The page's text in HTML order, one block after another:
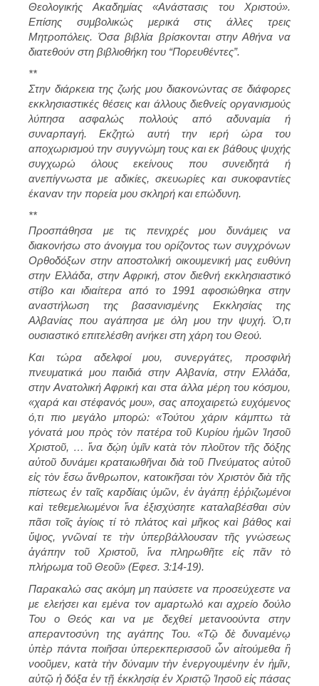
Θεολογικής Ακαδημίας «Ανάστασις του Χριστού».
Επίσης συμβολικώς μερικά στις άλλες τρεις
Μητροπόλεις. Όσα βιβλία βρίσκονται στην Αθήνα να
διατεθούν στη βιβλιοθήκη του “Πορευθέντες”.
**
Στην διάρκεια της ζωής μου διακονώντας σε διάφορες
εκκλησιαστικές θέσεις και άλλους διεθνείς οργανισμούς
λύπησα ασφαλώς πολλούς από αδυναμία ή
συναρπαγή. Εκζητώ αυτή την ιερή ώρα του
αποχωρισμού την συγγνώμη τους και εκ βάθους ψυχής
συγχωρώ όλους εκείνους που συνειδητά ή
ανεπίγνωστα με αδικίες, σκευωρίες και συκοφαντίες
έκαναν την πορεία μου σκληρή και επώδυνη.
**
Προσπάθησα με τις πενιχρές μου δυνάμεις να
διακονήσω στο άνοιγμα του ορίζοντος των συγχρόνων
Ορθοδόξων στην αποστολική οικουμενική μας ευθύνη
στην Ελλάδα, στην Αφρική, στον διεθνή εκκλησιαστικό
στίβο και ιδιαίτερα από το 1991 αφοσιώθηκα στην
αναστήλωση της βασανισμένης Εκκλησίας της
Αλβανίας που αγάπησα με όλη μου την ψυχή. Ό,τι
ουσιαστικό επιτελέσθη ανήκει στη χάρη του Θεού.
Και τώρα αδελφοί μου, συνεργάτες, προσφιλή
πνευματικά μου παιδιά στην Αλβανία, στην Ελλάδα,
στην Ανατολική Αφρική και στα άλλα μέρη του κόσμου,
«χαρά και στέφανός μου», σας αποχαιρετώ ευχόμενος
ό,τι πιο μεγάλο μπορώ: «Τούτου χάριν κάμπτω τὰ
γόνατά μου πρὸς τὸν πατέρα τοῦ Κυρίου ἡμῶν Ἰησοῦ
Χριστοῦ, … ἵνα δῴη ὑμῖν κατὰ τὸν πλοῦτον τῆς δόξης
αὐτοῦ δυνάμει κραταιωθῆναι διὰ τοῦ Πνεύματος αὐτοῦ
εἰς τὸν ἔσω ἄνθρωπον, κατοικῆσαι τὸν Χριστὸν διὰ τῆς
πίστεως ἐν ταῖς καρδίαις ὑμῶν, ἐν ἀγάπῃ ἐῤῥιζωμένοι
καὶ τεθεμελιωμένοι ἵνα ἐξισχύσητε καταλαβέσθαι σὺν
πᾶσι τοῖς ἁγίοις τί τὸ πλάτος καὶ μῆκος καὶ βάθος καὶ
ὕψος, γνῶναί τε τὴν ὑπερβάλλουσαν τῆς γνώσεως
ἀγάπην τοῦ Χριστοῦ, ἵνα πληρωθῆτε εἰς πᾶν τὸ
πλήρωμα τοῦ Θεοῦ» (Εφεσ. 3:14-19).
Παρακαλώ σας ακόμη μη παύσετε να προσεύχεστε να
με ελεήσει και εμένα τον αμαρτωλό και αχρείο δούλο
Του ο Θεός και να με δεχθεί μετανοούντα στην
απεραντοσύνη της αγάπης Του. «Τῷ δὲ δυναμένῳ
ὑπὲρ πάντα ποιῆσαι ὑπερεκπερισσοῦ ὧν αἰτούμεθα ἢ
νοοῦμεν, κατὰ τὴν δύναμιν τὴν ἐνεργουμένην ἐν ἡμῖν,
αὐτῷ ἡ δόξα ἐν τῇ ἐκκλησίᾳ ἐν Χριστῷ Ἰησοῦ εἰς πάσας